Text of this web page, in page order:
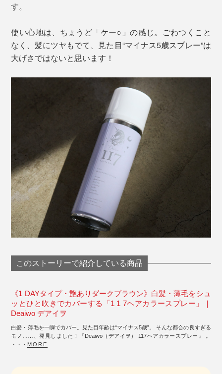
す。
使い心地は、ちょうど「ケー○」の感じ。ごわつくこと
なく、髪にツヤもでて、見た目“マイナス5歳スプレー”は
大げさではないと思います！
このストーリーで紹介している商品
《1 DAYタイプ・艶ありダークブラウン》白髪・薄毛をシュ
ッとひと吹きでカバーする「1 1 7ヘアカラースプレー」｜
Deaiwo デアイヲ
白髪・薄毛を一瞬でカバー。見た目年齢は“マイナス5歳”。 そんな都合の良すぎる
モノ……、発見しました！『Deaiwo（デアイヲ） 117ヘアカラースプレー』 。
・・・ MORE